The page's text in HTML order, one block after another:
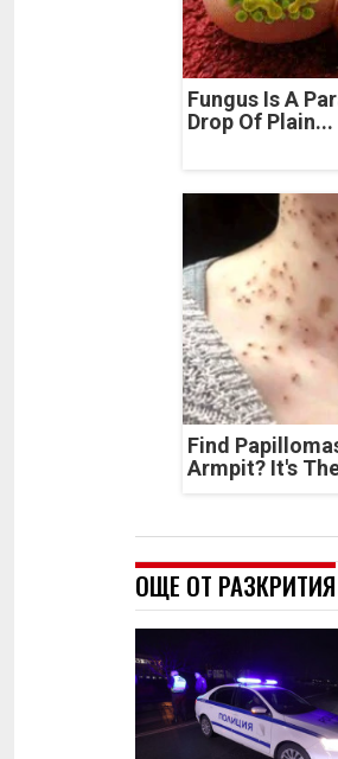
Fungus Is A
Drop Of Plain...
Find
Armpit? It's
ОЩЕ ОТ РАЗКРИТИЯ